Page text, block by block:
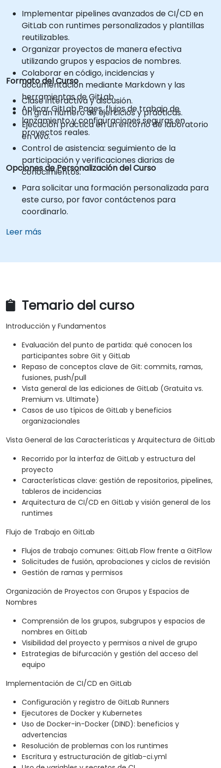
Implementar pipelines avanzados de CI/CD en
GitLab con runtimes personalizados y plantillas
reutilizables.
Organizar proyectos de manera efectiva
utilizando grupos y espacios de nombres.
Colaborar en código, incidencias y
documentación mediante Markdown y las
herramientas de GitLab.
Aplicar GitLab Pages, flujos de trabajo de
lanzamiento y configuraciones seguras en
proyectos reales.
Formato del Curso
Clase interactiva y discusión.
Un gran número de ejercicios y prácticas.
Ejecución práctica en un entorno de laboratorio
en vivo.
Control de asistencia: seguimiento de la
participación y verificaciones diarias de
conocimientos.
Opciones de Personalización del Curso
Para solicitar una formación personalizada para
este curso, por favor contáctenos para
coordinarlo.
Leer más
Temario del curso
Introducción y Fundamentos
Evaluación del punto de partida: qué conocen los
participantes sobre Git y GitLab
Repaso de conceptos clave de Git: commits, ramas,
fusiones, push/pull
Vista general de las ediciones de GitLab (Gratuita vs.
Premium vs. Ultimate)
Casos de uso típicos de GitLab y beneficios
organizacionales
Vista General de las Características y Arquitectura de GitLab
Recorrido por la interfaz de GitLab y estructura del
proyecto
Características clave: gestión de repositorios, pipelines,
tableros de incidencias
Arquitectura de CI/CD en GitLab y visión general de los
runtimes
Flujo de Trabajo en GitLab
Flujos de trabajo comunes: GitLab Flow frente a GitFlow
Solicitudes de fusión, aprobaciones y ciclos de revisión
Gestión de ramas y permisos
Organización de Proyectos con Grupos y Espacios de
Nombres
Comprensión de los grupos, subgrupos y espacios de
nombres en GitLab
Visibilidad del proyecto y permisos a nivel de grupo
Estrategias de bifurcación y gestión del acceso del
equipo
Implementación de CI/CD en GitLab
Configuración y registro de GitLab Runners
Ejecutores de Docker y Kubernetes
Uso de Docker-in-Docker (DIND): beneficios y
advertencias
Resolución de problemas con los runtimes
Escritura y estructuración de gitlab-ci.yml